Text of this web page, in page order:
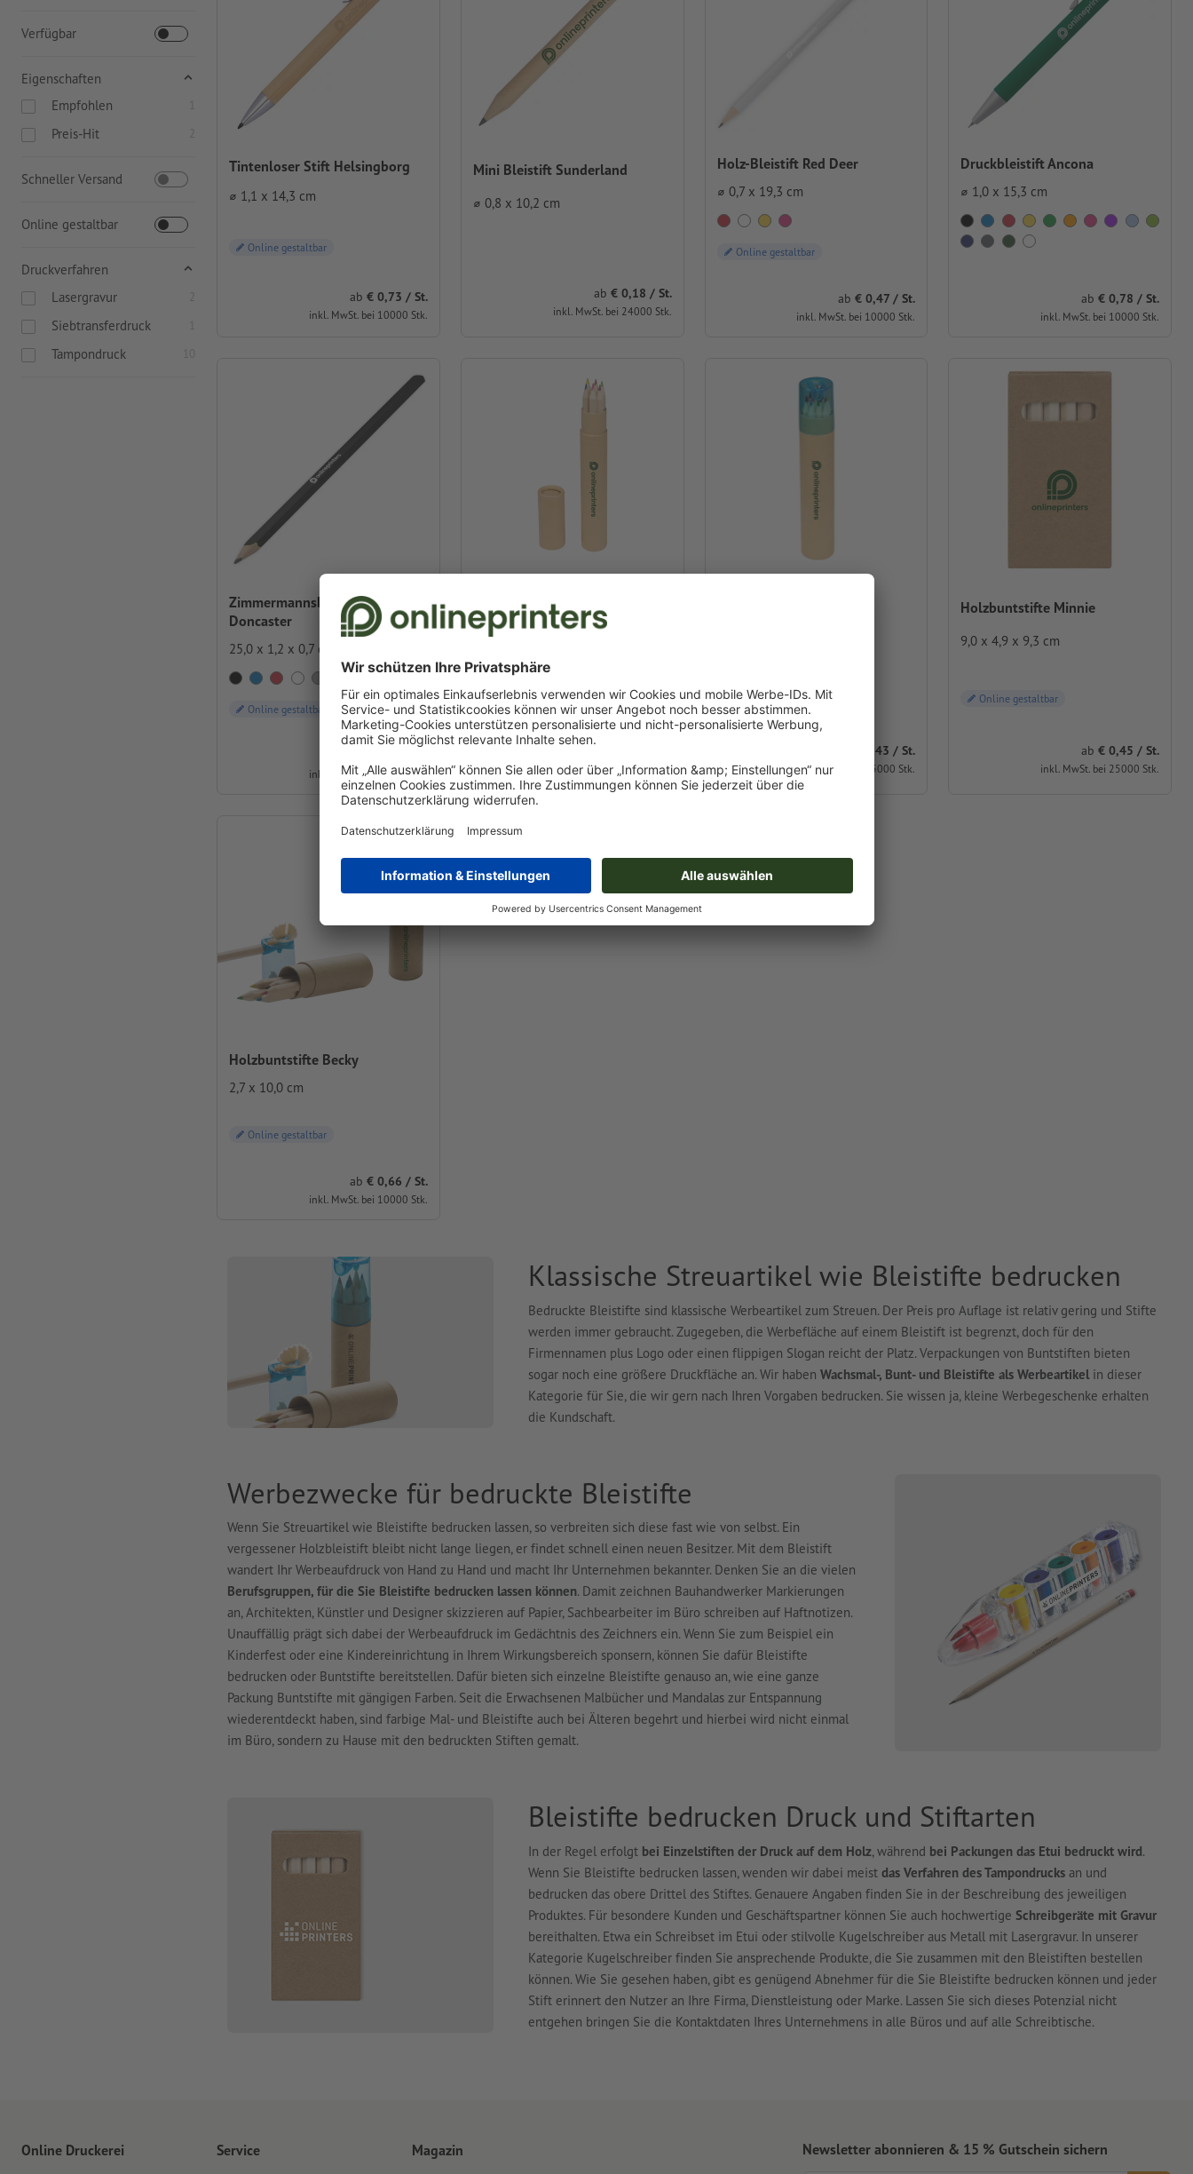
Verfügbar
Eigenschaften
Empfohlen
1
Preis-Hit 2
Schneller Versand
Online gestaltbar
Druckverfahren
Lasergravur
2
Siebtransferdruck 1
Tampondruck 10
Tintenloser Stift Helsingborg
⌀ 1,1 x 14,3 cm
Online gestaltbar
ab 0,73 / St.
inkl. MwSt. bei 10000 Stk.
Mini Bleistift Sunderland
⌀ 0,8 x 10,2 cm
ab 0,18 / St.
inkl. MwSt. bei 24000 Stk.
Holz-Bleistift Red Deer
⌀ 0,7 x 19,3 cm
Online gestaltbar
ab0,47 / St.
inkl. MwSt. bei 10000 Stk.
Druckbleistift Ancona
⌀ 1,0 x 15,3 cm
ab 0,78 / St.
inkl. MwSt. bei 10000 Stk.
Zimmermannsbleistift
Doncaster
25,0 x 1,2 x 0,7 cm
Online gestaltbar
inkl. MwSt. bei 10000 Stk.
Holzbuntstifte Johannesburg
⌀ 2,5 x 18,7 cm
Online gestaltbar
inkl. MwSt. bei 5000 Stk.
Online gestaltbar
1,43 / St.
inkl. MwSt. bei 5000 Stk.
Holzbuntstifte Minnie
9,0 x 4,9 x 9,3 cm
Online gestaltbar
ab 0,45 / St.
inkl. MwSt. bei 25000 Stk.
Holzbuntstifte Becky
2,7 x 10,0 cm
Online gestaltbar
ab 0,66 / St.
inkl. MwSt. bei 10000 Stk.
Klassische Streuartikel wie Bleistifte bedrucken
Bedruckte Bleistifte sind klassische Werbeartikel zum Streuen. Der Preis pro Auflage ist relativ gering und Stifte
werden immer gebraucht. Zugegeben, die Werbefläche auf einem Bleistift ist begrenzt, doch für den
Firmennamen plus Logo oder einen flippigen Slogan reicht der Platz. Verpackungen von Buntstiften bieten
sogar noch eine größere Druckfläche an. Wir haben Wachsmal-, Bunt- und Bleistifte als Werbeartikel in dieser
Kategorie für Sie, die wir gern nach Ihren Vorgaben bedrucken. Sie wissen ja, kleine Werbegeschenke erhalten
die Kundschaft.
Werbezwecke für bedruckte Bleistifte
Wenn Sie Streuartikel wie Bleistifte bedrucken lassen, so verbreiten sich diese fast wie von selbst. Ein
vergessener Holzbleistift bleibt nicht lange liegen, er findet schnell einen neuen Besitzer. Mit dem Bleistift
wandert Ihr Werbeaufdruck von Hand zu Hand und macht Ihr Unternehmen bekannter. Denken Sie an die vielen
Berufsgruppen, für die Sie Bleistifte bedrucken lassen können. Damit zeichnen Bauhandwerker Markierungen
an, Architekten, Künstler und Designer skizzieren auf Papier, Sachbearbeiter im Büro schreiben auf Haftnotizen.
Unauffällig prägt sich dabei der Werbeaufdruck im Gedächtnis des Zeichners ein. Wenn Sie zum Beispiel ein
Kinderfest oder eine Kindereinrichtung in Ihrem Wirkungsbereich sponsern, können Sie dafür Bleistifte
bedrucken oder Buntstifte bereitstellen. Dafür bieten sich einzelne Bleistifte genauso an, wie eine ganze
Packung Buntstifte mit gängigen Farben. Seit die Erwachsenen Malbücher und Mandalas zur Entspannung
wiederentdeckt haben, sind farbige Mal- und Bleistifte auch bei Älteren begehrt und hierbei wird nicht einmal
im Büro, sondern zu Hause mit den bedruckten Stiften gemalt.
Bleistifte bedrucken Druck und Stiftarten
In der Regel erfolgt bei Einzelstiften der Druck auf dem Holz, während bei Packungen das Etui bedruckt wird.
Wenn Sie Bleistifte bedrucken lassen, wenden wir dabei meist das Verfahren des Tampondrucks an und
bedrucken das obere Drittel des Stiftes. Genauere Angaben finden Sie in der Beschreibung des jeweiligen
Produktes. Für besondere Kunden und Geschäftspartner können Sie auch hochwertige Schreibgeräte mit Gravur
bereithalten. Etwa ein Schreibset im Etui oder stilvolle Kugelschreiber aus Metall mit Lasergravur. In unserer
Kategorie Kugelschreiber finden Sie ansprechende Produkte, die Sie zusammen mit den Bleistiften bestellen
können. Wie Sie gesehen haben, gibt es genügend Abnehmer für die Sie Bleistifte bedrucken können und jeder
Stift erinnert den Nutzer an Ihre Firma, Dienstleistung oder Marke. Lassen Sie sich dieses Potenzial nicht
entgehen bringen Sie die Kontaktdaten Ihres Unternehmens in alle Büros und auf alle Schreibtische.
Online Druckerei Service Magazin Newsletter abonnieren & 15 % Gutschein sichern